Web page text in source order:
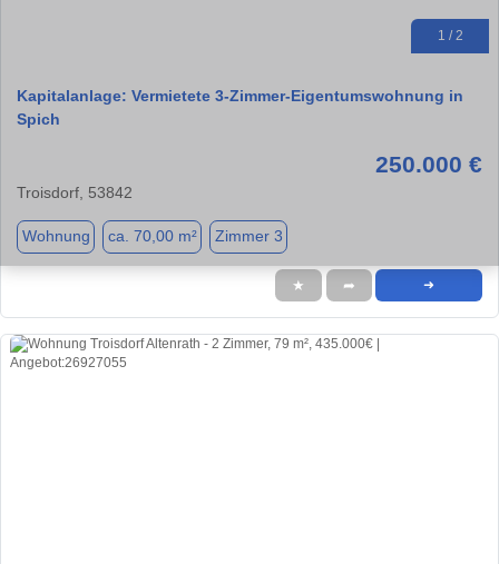
1 / 2
Kapitalanlage: Vermietete 3-Zimmer-Eigentumswohnung in
Spich
250.000 €
Troisdorf, 53842
Wohnung ca. 70,00 m² Zimmer 3
★ ➦ ➜